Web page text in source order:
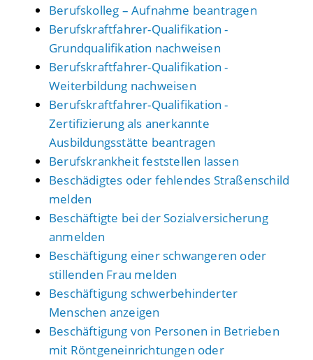
Berufskolleg – Aufnahme beantragen
Berufskraftfahrer-Qualifikation -
Grundqualifikation nachweisen
Berufskraftfahrer-Qualifikation -
Weiterbildung nachweisen
Berufskraftfahrer-Qualifikation -
Zertifizierung als anerkannte
Ausbildungsstätte beantragen
Berufskrankheit feststellen lassen
Beschädigtes oder fehlendes Straßenschild
melden
Beschäftigte bei der Sozialversicherung
anmelden
Beschäftigung einer schwangeren oder
stillenden Frau melden
Beschäftigung schwerbehinderter
Menschen anzeigen
Beschäftigung von Personen in Betrieben
mit Röntgeneinrichtungen oder